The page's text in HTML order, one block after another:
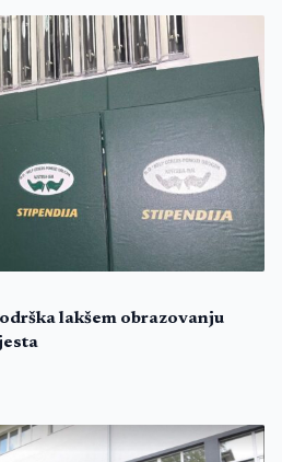
lakšem obrazovanju